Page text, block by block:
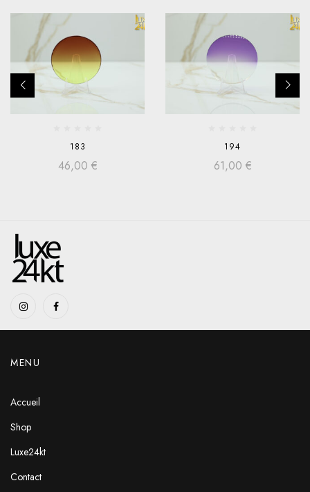
183
46,00 €
194
61,00 €
MENU
Accueil
Shop
Luxe24kt
Contact